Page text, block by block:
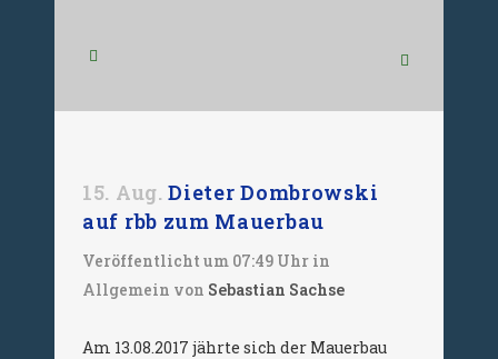
15. Aug. Dieter Dombrowski
auf rbb zum Mauerbau
Veröffentlicht um 07:49 Uhr in
Allgemein von Sebastian Sachse
Am 13.08.2017 jährte sich der Mauerbau